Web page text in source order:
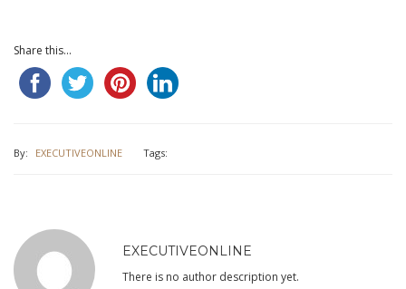
Share this...
By: EXECUTIVEONLINE Tags:
EXECUTIVEONLINE
There is no author description yet.